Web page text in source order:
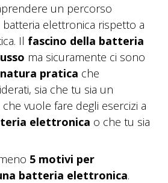
un percorso
elettronica rispetto a
Il fascino della batteria
ma sicuramente ci sono
pratica che
sia che tu sia un
vuole fare degli esercizi a
elettronica o che tu sia
5 motivi per
batteria elettronica.